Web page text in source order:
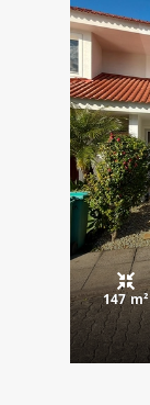
147 m²